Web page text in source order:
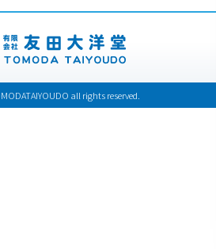
all rights reserved.